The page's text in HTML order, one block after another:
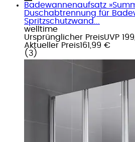
Badewannenaufsatz
Duschabtrennung für
Spritzschutzwand...
welltime
Ursprünglicher PreisUVP
Aktueller Preis161,99 €
( 3 )